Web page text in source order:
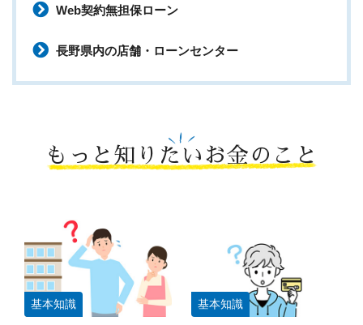
Web契約無担保ローン
長野県内の店舗・ローンセンター
もっと知りたいお金のこと
基本知識 基本知識